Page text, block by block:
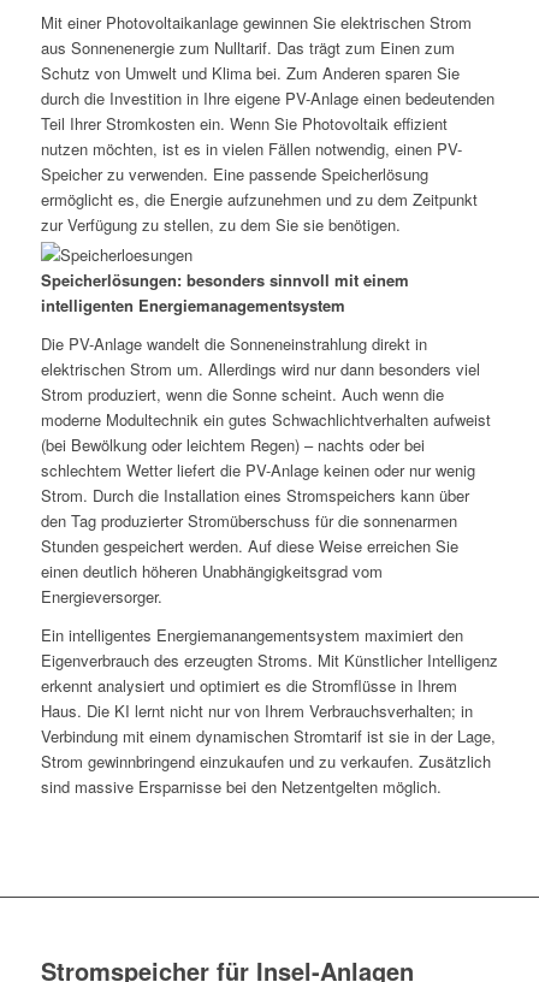
Mit einer Photovoltaikanlage gewinnen Sie elektrischen Strom
aus Sonnenenergie zum Nulltarif. Das trägt zum Einen zum
Schutz von Umwelt und Klima bei. Zum Anderen sparen Sie
durch die Investition in Ihre eigene PV-Anlage einen bedeutenden
Teil Ihrer Stromkosten ein. Wenn Sie Photovoltaik effizient
nutzen möchten, ist es in vielen Fällen notwendig, einen PV-
Speicher zu verwenden. Eine passende Speicherlösung
ermöglicht es, die Energie aufzunehmen und zu dem Zeitpunkt
zur Verfügung zu stellen, zu dem Sie sie benötigen.
Speicherlösungen: besonders sinnvoll mit einem
intelligenten Energiemanagementsystem
Die PV-Anlage wandelt die Sonneneinstrahlung direkt in
elektrischen Strom um. Allerdings wird nur dann besonders viel
Strom produziert, wenn die Sonne scheint. Auch wenn die
moderne Modultechnik ein gutes Schwachlichtverhalten aufweist
(bei Bewölkung oder leichtem Regen) – nachts oder bei
schlechtem Wetter liefert die PV-Anlage keinen oder nur wenig
Strom. Durch die Installation eines Stromspeichers kann über
den Tag produzierter Stromüberschuss für die sonnenarmen
Stunden gespeichert werden. Auf diese Weise erreichen Sie
einen deutlich höheren Unabhängigkeitsgrad vom
Energieversorger.
Ein intelligentes Energiemanangementsystem maximiert den
Eigenverbrauch des erzeugten Stroms. Mit Künstlicher Intelligenz
erkennt analysiert und optimiert es die Stromflüsse in Ihrem
Haus. Die KI lernt nicht nur von Ihrem Verbrauchsverhalten; in
Verbindung mit einem dynamischen Stromtarif ist sie in der Lage,
Strom gewinnbringend einzukaufen und zu verkaufen. Zusätzlich
sind massive Ersparnisse bei den Netzentgelten möglich.
Stromspeicher für Insel-Anlagen